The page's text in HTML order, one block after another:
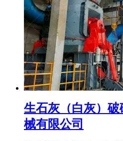
生石灰（白灰）
械有限公司